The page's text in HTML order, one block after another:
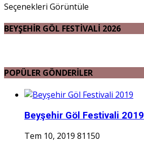
Seçenekleri Görüntüle
BEYŞEHİR GÖL FESTİVALİ 2026
POPÜLER GÖNDERİLER
Beyşehir Göl Festivali 2019
Tem 10, 2019 81150